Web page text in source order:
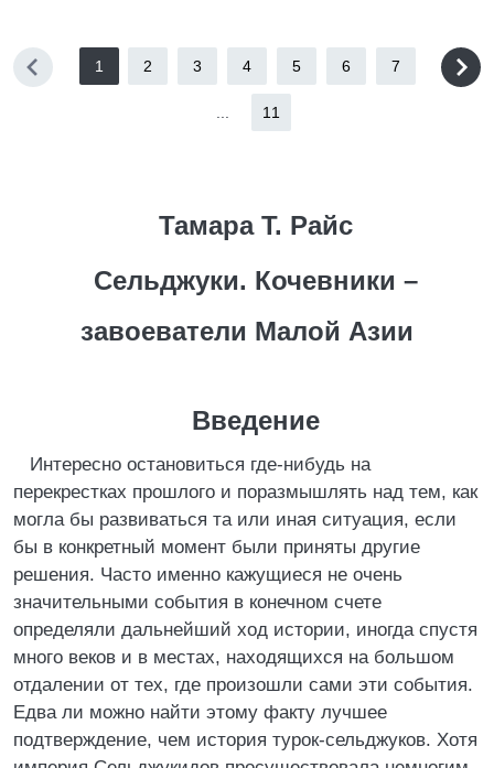
1 2 3 4 5 6 7
11
Тамара Т. Райс
Сельджуки. Кочевники –
завоеватели Малой Азии
Введение
Интересно остановиться где-нибудь на
перекрестках прошлого и поразмышлять над тем, как
могла бы развиваться та или иная ситуация, если
бы в конкретный момент были приняты другие
решения. Часто именно кажущиеся не очень
значительными события в конечном счете
определяли дальнейший ход истории, иногда спустя
много веков и в местах, находящихся на большом
отдалении от тех, где произошли сами эти события.
Едва ли можно найти этому факту лучшее
подтверждение, чем история турок-сельджуков. Хотя